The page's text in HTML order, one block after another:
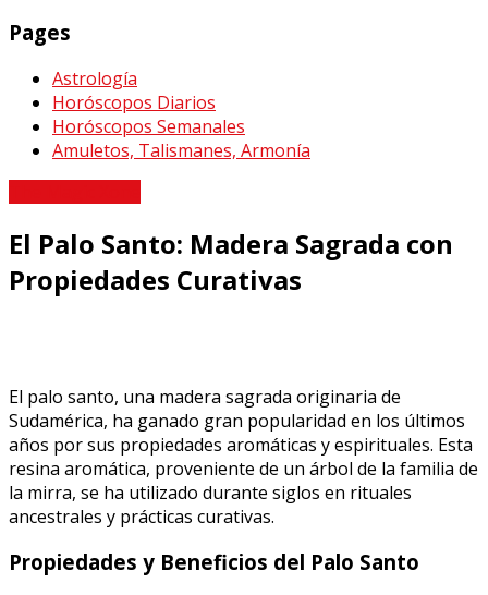
Pages
Astrología
Horóscopos Diarios
Horóscopos Semanales
Amuletos, Talismanes, Armonía
El Palo Santo: Madera Sagrada con
Propiedades Curativas
El palo santo, una madera sagrada originaria de
Sudamérica, ha ganado gran popularidad en los últimos
años por sus propiedades aromáticas y espirituales. Esta
resina aromática, proveniente de un árbol de la familia de
la mirra, se ha utilizado durante siglos en rituales
ancestrales y prácticas curativas.
Propiedades y Beneficios del Palo Santo